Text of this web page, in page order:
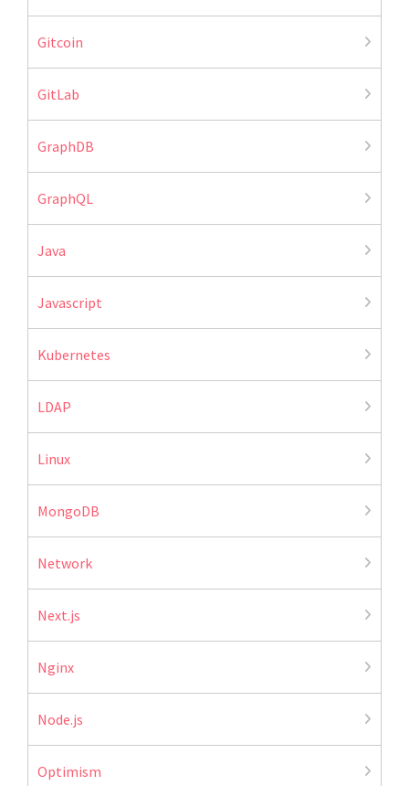
Gitcoin
GitLab
GraphDB
GraphQL
Java
Javascript
Kubernetes
LDAP
Linux
MongoDB
Network
Next.js
Nginx
Node.js
Optimism